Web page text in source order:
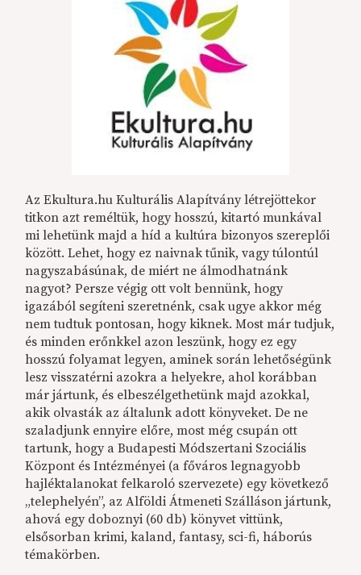
Az Ekultura.hu Kulturális Alapítvány létrejöttekor
titkon azt reméltük, hogy hosszú, kitartó munkával
mi lehetünk majd a híd a kultúra bizonyos szereplői
között. Lehet, hogy ez naivnak tűnik, vagy túlontúl
nagyszabásúnak, de miért ne álmodhatnánk
nagyot? Persze végig ott volt bennünk, hogy
igazából segíteni szeretnénk, csak ugye akkor még
nem tudtuk pontosan, hogy kiknek. Most már tudjuk,
és minden erőnkkel azon leszünk, hogy ez egy
hosszú folyamat legyen, aminek során lehetőségünk
lesz visszatérni azokra a helyekre, ahol korábban
már jártunk, és elbeszélgethetünk majd azokkal,
akik olvasták az általunk adott könyveket. De ne
szaladjunk ennyire előre, most még csupán ott
tartunk, hogy a Budapesti Módszertani Szociális
Központ és Intézményei (a főváros legnagyobb
hajléktalanokat felkaroló szervezete) egy következő
„telephelyén”, az Alföldi Átmeneti Szálláson jártunk,
ahová egy doboznyi (60 db) könyvet vittünk,
elsősorban krimi, kaland, fantasy, sci-fi, háborús
témakörben.